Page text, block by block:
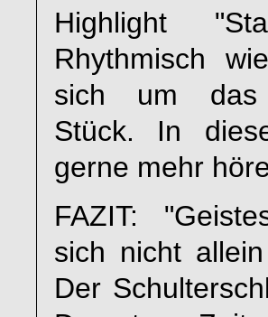
Highlight
Rhythmisch
sich um das
Stück. In
gerne mehr
FAZIT: "
sich nicht
Der